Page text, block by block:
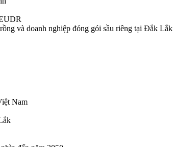
và doanh nghiệp đóng gói sầu riêng tại Đắk Lắk
Nam